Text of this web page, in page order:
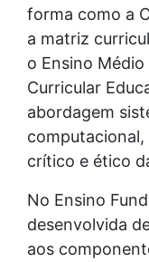
forma como a
a matriz
o Ensino
Curricular
abordagem
crítico e ético
No Ensino
desenvolvida
aos